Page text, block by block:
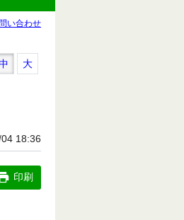
い合わせ
大
18:36
印刷